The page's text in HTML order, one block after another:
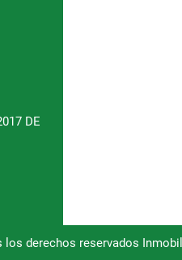
DE
los derechos reservados